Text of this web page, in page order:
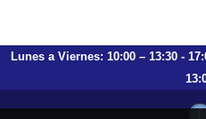
Lunes a Viernes: 10:00 – 13:30 -